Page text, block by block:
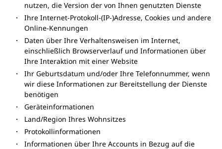
nutzen, die Version der von Ihnen genutzten Dienste
Ihre Internet-Protokoll-(IP-)Adresse, Cookies und andere
Online-Kennungen
Daten über Ihre Verhaltensweisen im Internet,
einschließlich Browserverlauf und Informationen über
Ihre Interaktion mit einer Website
Ihr Geburtsdatum und/oder Ihre Telefonnummer, wenn
wir diese Informationen zur Bereitstellung der Dienste
benötigen
Geräteinformationen
Land/Region Ihres Wohnsitzes
Protokollinformationen
Informationen über Ihre Accounts in Bezug auf die